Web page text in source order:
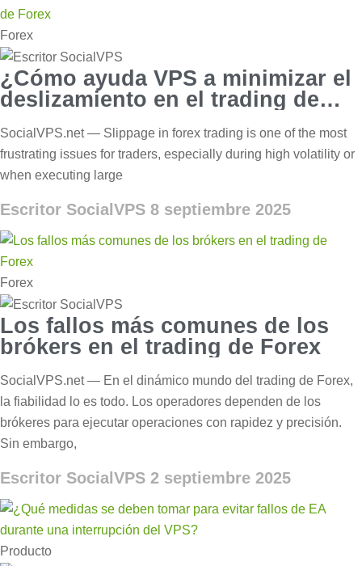
Forex
¿Cómo ayuda VPS a minimizar el
deslizamiento en el trading de
SocialVPS.net — Slippage in forex trading is one of the most
frustrating issues for traders, especially during high volatility or
when executing large
Escritor SocialVPS 8 septiembre 2025
Forex
Los fallos más comunes de los
brókers en el trading de Forex
SocialVPS.net — En el dinámico mundo del trading de Forex,
la fiabilidad lo es todo. Los operadores dependen de los
brókeres para ejecutar operaciones con rapidez y precisión.
Sin embargo,
Escritor SocialVPS 2 septiembre 2025
Producto